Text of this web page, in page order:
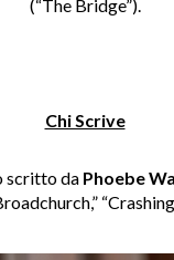
(“The Bridge”).
Chi Scrive
scritto da Phoebe